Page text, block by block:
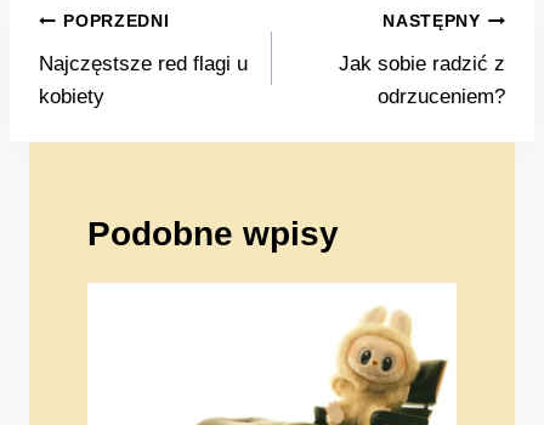
Nawigacja
wpisu
POPRZEDNI
Najczęstsze red flagi u
kobiety
NASTĘPNY
Jak sobie radzić z
odrzuceniem?
Podobne wpisy